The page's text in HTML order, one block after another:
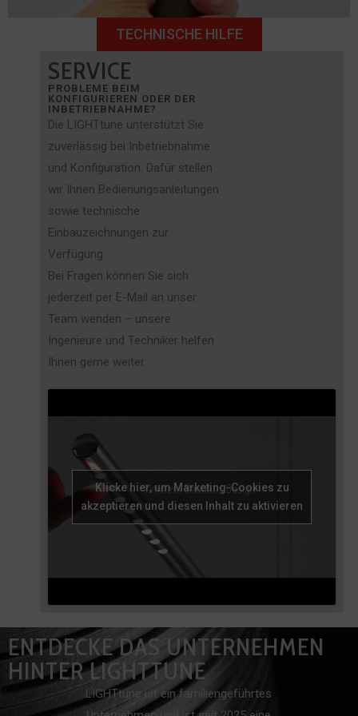
TECHNISCHE HILFE
SERVICE
PROBLEME BEIM
KONFIGURIEREN ODER DER
INBETRIEBNAHME?
Die LIGHTtune unterstützt Sie
zuverlässig bei Inbetriebnahme
und Konfiguration. Dafür stellen
wir Ihnen Bedienungsanleitungen
sowie technische
Einbauzeichnungen zur
Verfügung.
Bei Fragen können Sie sich
jederzeit per E-Mail an unser
Team wenden – unsere
Ingenieure und Techniker helfen
Ihnen gerne weiter.
Klicke hier, um Marketing-Cookies zu
akzeptieren und diesen Inhalt zu aktivieren
ENTDECKE DAS UNTERNEHMEN
HINTER LIGHTTUNE
LIGHTtune ist ein familiengeführtes